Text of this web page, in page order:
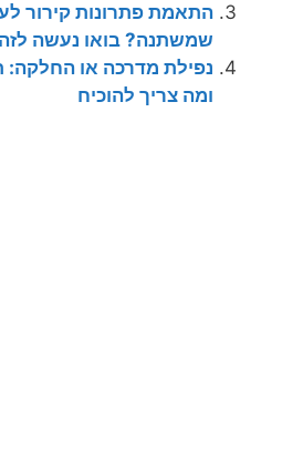
התאמת פתרונות קירור
שמשתנה? בואו נעשה
נפילת מדרכה או החלקה:
ומה צריך להוכיח